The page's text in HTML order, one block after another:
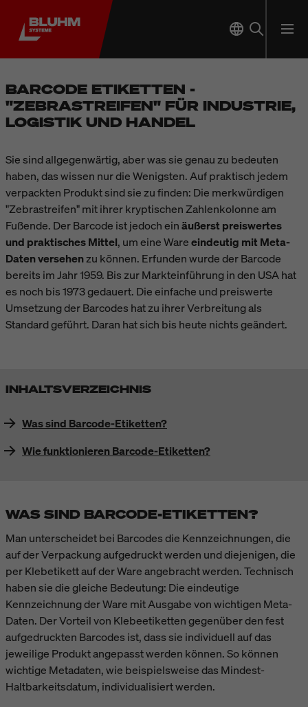
BARCODE ETIKETTEN -
"ZEBRASTREIFEN" FÜR INDUSTRIE,
LOGISTIK UND HANDEL
Sie sind allgegenwärtig, aber was sie genau zu bedeuten
haben, das wissen nur die Wenigsten. Auf praktisch jedem
verpackten Produkt sind sie zu finden: Die merkwürdigen
"Zebrastreifen" mit ihrer kryptischen Zahlenkolonne am
Fußende. Der Barcode ist jedoch einäußerst preiswertes
und praktisches Mittel, um eine Wareeindeutig mit Meta-
Daten versehenzu können. Erfunden wurde der Barcode
bereits im Jahr 1959. Bis zur Markteinführung in den USA hat
es noch bis 1973 gedauert. Die einfache und preiswerte
Umsetzung der Barcodes hat zu ihrer Verbreitung als
Standard geführt. Daran hat sich bis heute nichts geändert.
INHALTSVERZEICHNIS
Was sind Barcode-Etiketten?
Wie funktionieren Barcode-Etiketten?
WAS SIND BARCODE-ETIKETTEN?
Man unterscheidet bei Barcodes die Kennzeichnungen, die
auf der Verpackung aufgedruckt werden und diejenigen, die
per Klebetikett auf der Ware angebracht werden. Technisch
haben sie die gleiche Bedeutung: Die eindeutige
Kennzeichnung der Ware mit Ausgabe von wichtigen Meta-
Daten. Der Vorteil von Klebeetiketten gegenüber den fest
aufgedruckten Barcodes ist, dass sie individuell auf das
jeweilige Produkt angepasst werden können. So können
wichtige Metadaten, wie beispielsweise das Mindest-
Haltbarkeitsdatum, individualisiert werden.